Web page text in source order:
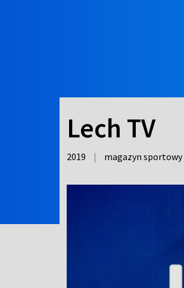
Lech TV
2019 | magazyn sportowy